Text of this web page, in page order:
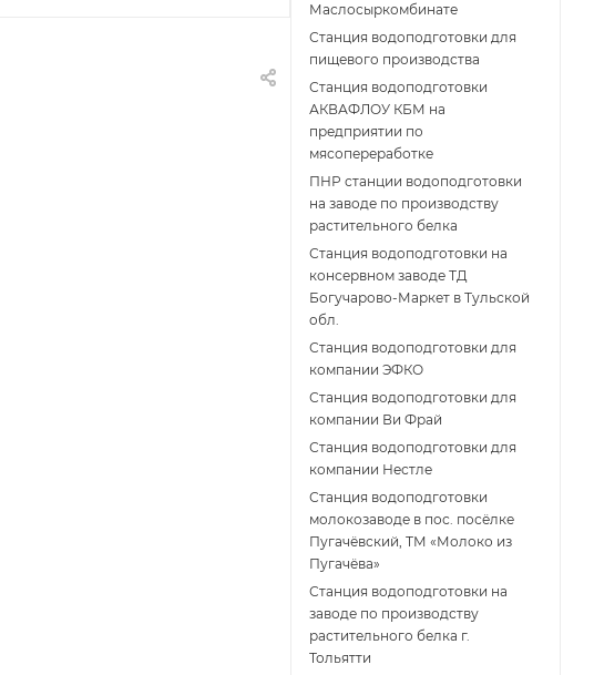
Маслосыркомбинате
Станция водоподготовки для
пищевого производства
Станция водоподготовки
АКВАФЛОУ КБМ на
предприятии по
мясопереработке
ПНР станции водоподготовки
на заводе по производству
растительного белка
Станция водоподготовки на
консервном заводе ТД
Богучарово-Маркет в Тульской
обл.
Станция водоподготовки для
компании ЭФКО
Станция водоподготовки для
компании Ви Фрай
Станция водоподготовки для
компании Нестле
Станция водоподготовки
молокозаводе в пос. посёлке
Пугачёвский, ТМ «Молоко из
Пугачёва»
Станция водоподготовки на
заводе по производству
растительного белка г.
Тольятти